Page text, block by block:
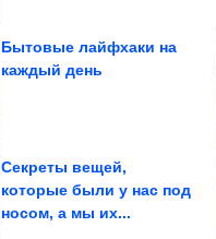
Бытовые лайфхаки на
каждый день
Секреты вещей,
которые были у нас под
носом, а мы их...